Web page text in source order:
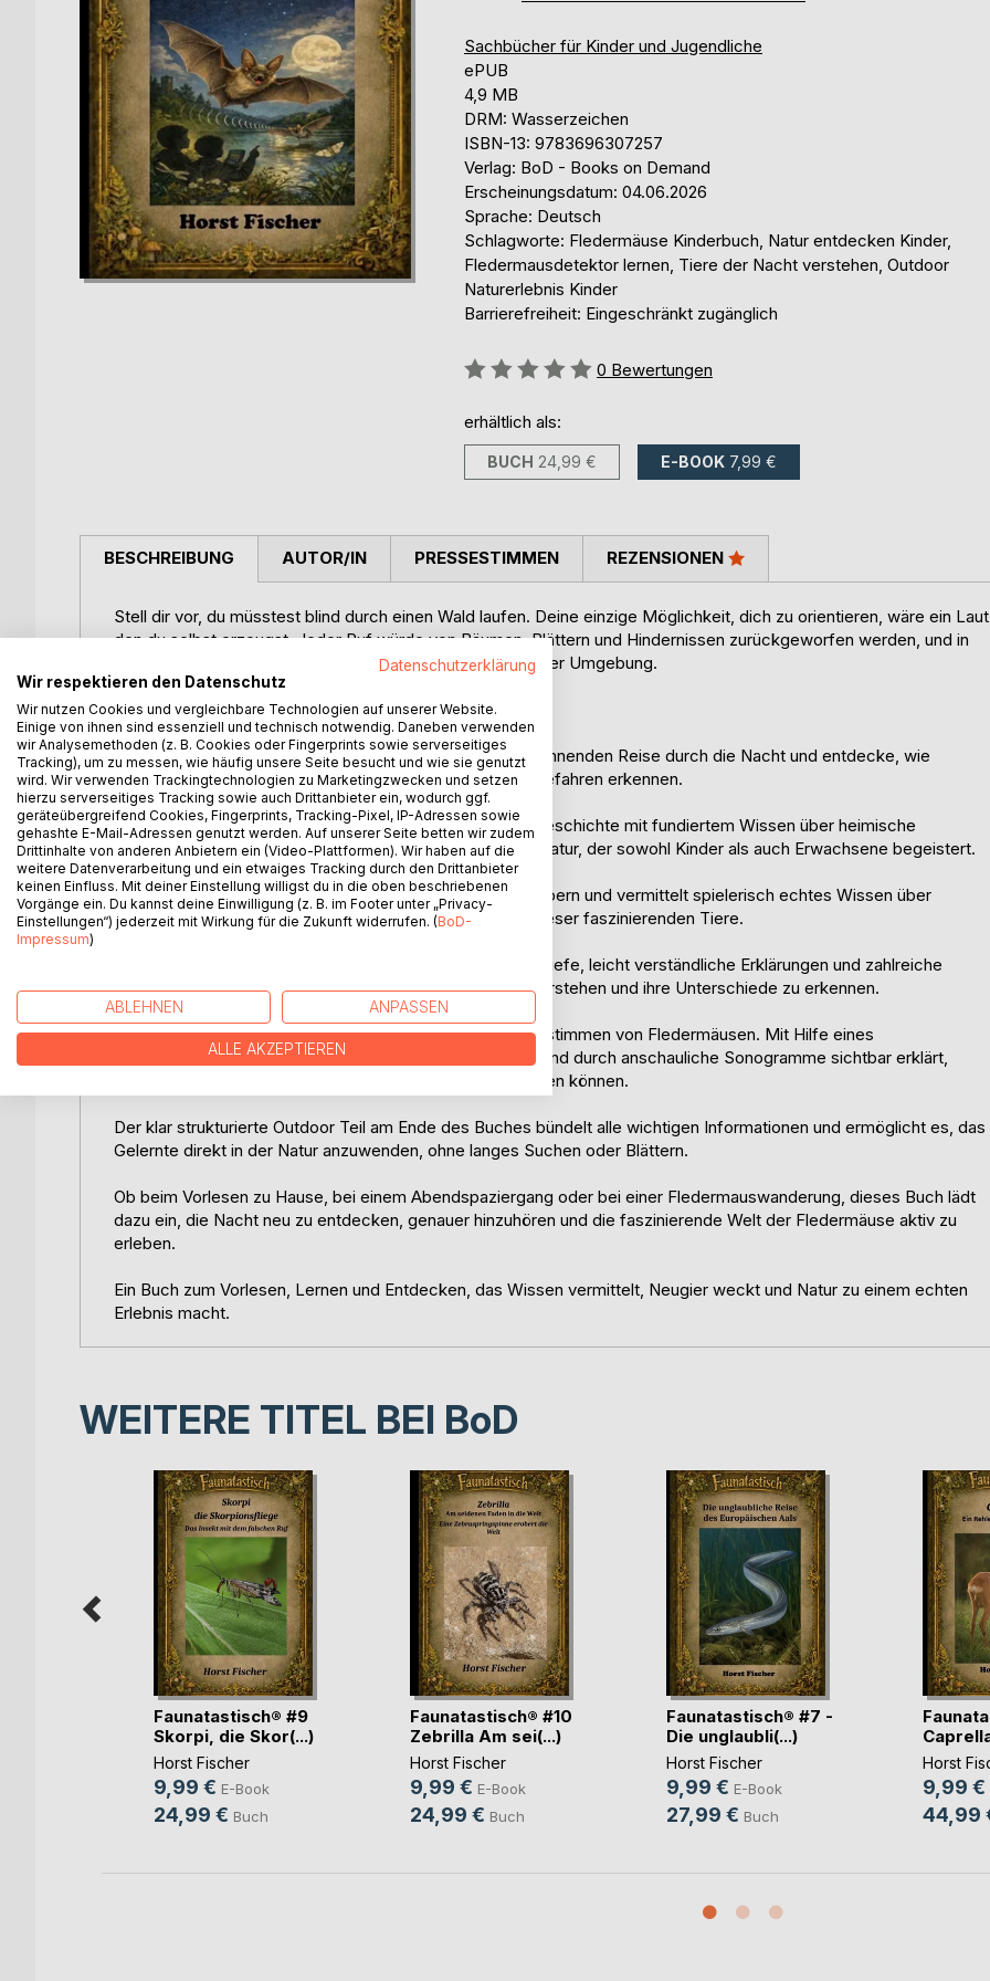
Sachbücher für Kinder und Jugendliche
ePUB
4,9 MB
DRM: Wasserzeichen
ISBN-13: 9783696307257
Verlag: BoD - Books on Demand
Erscheinungsdatum: 04.06.2026
Sprache: Deutsch
Schlagworte: Fledermäuse Kinderbuch, Natur entdecken Kinder,
Fledermausdetektor lernen, Tiere der Nacht verstehen, Outdoor
Naturerlebnis Kinder
Barrierefreiheit: Eingeschränkt zugänglich
Bewertung::
0 Bewertungen
erhältlich als:
BUCH 24,99 € E-BOOK 7,99 €
BESCHREIBUNG
Stell dir vor, du müsstest blind durch einen Wald laufen. Deine einzige Möglichkeit, dich zu orientieren, wäre ein
den du selbst erzeugst. Jeder Ruf würde von Bäumen, Blättern und Hindernissen zurückgeworfen werden, und in
deinem Kopf entstünde innerhalb von Sekunden ein Bild der Umgebung.
Genau so erleben Fledermäuse ihre Welt.
Begleite Moppi, die kleine Mopsfledermaus, auf ihrer spannenden Reise durch die Nacht und entdecke, wie
Fledermäuse wirklich leben, jagen, sich orientieren und Gefahren erkennen.
Dieses Buch verbindet eine einfühlsame, kindgerechte Geschichte mit fundiertem Wissen über heimische
Fledermäuse und schafft einen besonderen Zugang zur Natur, der sowohl Kinder als auch Erwachsene begeistert.
Die Geschichte eignet sich ideal zum Vorlesen und Mitfiebern und vermittelt spielerisch echtes Wissen über
Verhalten, Lebensräume, Nahrung und Besonderheiten dieser faszinierenden Tiere.
Ergänzt wird die Geschichte durch übersichtliche Steckbriefe, leicht verständliche Erklärungen und zahlreiche
spannende Fakten, die helfen, Fledermäuse besser zu verstehen und ihre Unterschiede zu erkennen.
Ein besonderer Schwerpunkt liegt auf dem Hören und Bestimmen von Fledermäusen. Mit Hilfe eines
Fledermausdetektors werden ihre Rufe hörbar gemacht und durch anschauliche Sonogramme sichtbar erklärt,
sodass erste Unterschiede zwischen Arten erkannt werden können.
Der klar strukturierte Outdoor Teil am Ende des Buches bündelt alle wichtigen Informationen und ermöglicht es, das
Gelernte direkt in der Natur anzuwenden, ohne langes Suchen oder Blättern.
Ob beim Vorlesen zu Hause, bei einem Abendspaziergang oder bei einer Fledermauswanderung, dieses Buch lädt
dazu ein, die Nacht neu zu entdecken, genauer hinzuhören und die faszinierende Welt der Fledermäuse aktiv zu
erleben.
Ein Buch zum Vorlesen, Lernen und Entdecken, das Wissen vermittelt, Neugier weckt und Natur zu einem echten
Erlebnis macht.
AUTOR/IN PRESSESTIMMEN REZENSIONEN
WEITERE TITEL BEI BoD
Faunatastisch® #9
Skorpi, die Skor(...)
Horst Fischer
9,99 € E-Book
24,99 € Buch
Faunatastisch® #10
Zebrilla Am sei(...)
Horst Fischer
9,99 € E-Book
24,99 € Buch
Faunatastisch® #7 -
Die unglaubli(...)
Horst Fischer
9,99 € E-Book
27,99 € Buch
Horst
9,99 €
44,99
Datenschutzerklärung
Wir respektieren den Datenschutz
Wir nutzen Cookies und vergleichbare Technologien auf unserer Website.
Einige von ihnen sind essenziell und technisch notwendig. Daneben verwenden
wir Analysemethoden (z. B. Cookies oder Fingerprints sowie serverseitiges
Tracking), um zu messen, wie häufig unsere Seite besucht und wie sie genutzt
wird. Wir verwenden Trackingtechnologien zu Marketingzwecken und setzen
hierzu serverseitiges Tracking sowie auch Drittanbieter ein, wodurch ggf.
geräteübergreifend Cookies, Fingerprints, Tracking-Pixel, IP-Adressen sowie
gehashte E-Mail-Adressen genutzt werden. Auf unserer Seite betten wir zudem
Drittinhalte von anderen Anbietern ein (Video-Plattformen). Wir haben auf die
weitere Datenverarbeitung und ein etwaiges Tracking durch den Drittanbieter
keinen Einfluss. Mit deiner Einstellung willigst du in die oben beschriebenen
Vorgänge ein. Du kannst deine Einwilligung (z. B. im Footer unter „Privacy-
Einstellungen“) jederzeit mit Wirkung für die Zukunft widerrufen. (BoD-
Impressum)
ABLEHNEN ANPASSEN
ALLE AKZEPTIEREN